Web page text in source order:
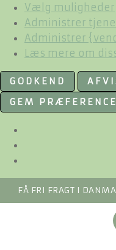
Vælg muligheder
Administrer
Administrer
Læs mere om
GODKEND
GEM
FÅ FRI FRAGT I